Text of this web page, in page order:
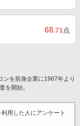
68.71点
ンを前身企業に1967年より
を開始。
用した 人にアンケート